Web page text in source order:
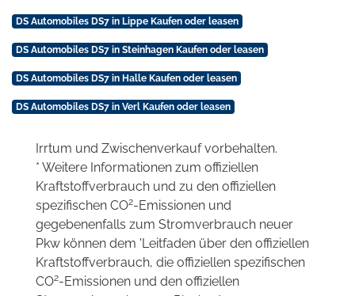
DS Automobiles DS7 in Lippe Kaufen oder leasen
DS Automobiles DS7 in Steinhagen Kaufen oder leasen
DS Automobiles DS7 in Halle Kaufen oder leasen
DS Automobiles DS7 in Verl Kaufen oder leasen
Irrtum und Zwischenverkauf vorbehalten.
* Weitere Informationen zum offiziellen
Kraftstoffverbrauch und zu den offiziellen
spezifischen CO2-Emissionen und
gegebenenfalls zum Stromverbrauch neuer
Pkw können dem 'Leitfaden über den offiziellen
Kraftstoffverbrauch, die offiziellen spezifischen
CO2-Emissionen und den offiziellen